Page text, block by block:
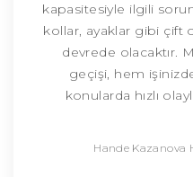
kapasitesiyle ilgili
kollar, ayaklar gibi çift
devrede olacaktır.
geçişi, hem
konularda hızlı
Hande Kazanova